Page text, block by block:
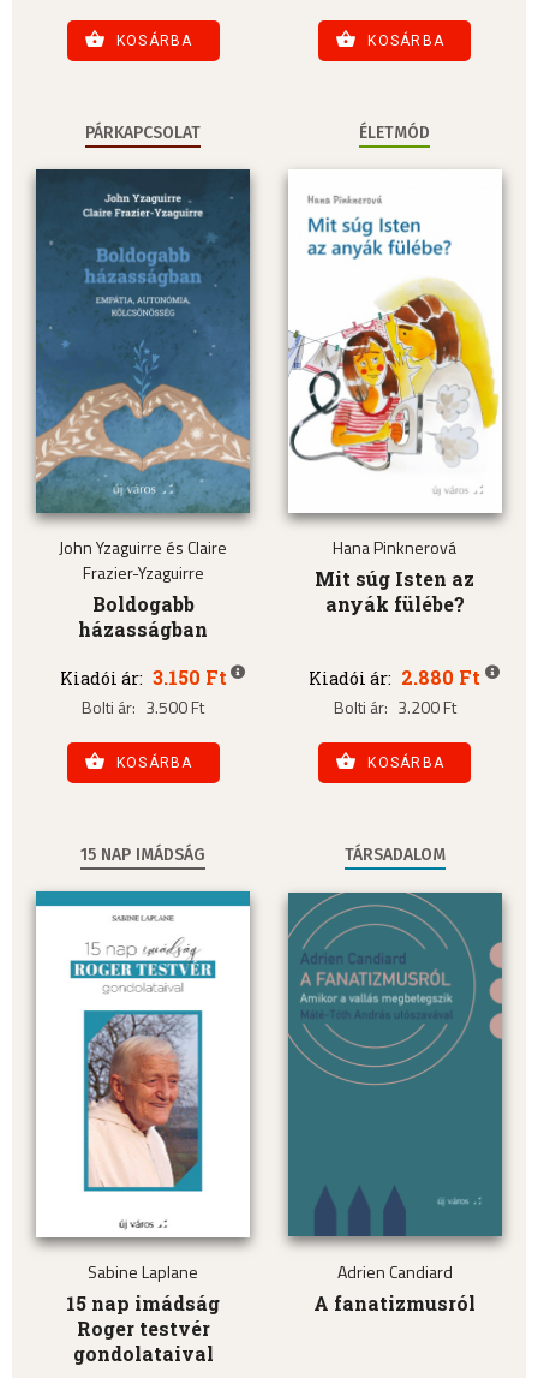
KOSÁRBA KOSÁRBA
PÁRKAPCSOLAT
John Yzaguirre és Claire
Frazier-Yzaguirre
Boldogabb
házasságban
Kiadói ár: 3.150 Ft
Bolti ár: 3.500 Ft
KOSÁRBA
ÉLETMÓD
Hana Pinknerová
Mit súg Isten az
anyák fülébe?
Kiadói ár: 2.880 Ft
Bolti ár: 3.200 Ft
KOSÁRBA
15 NAP IMÁDSÁG
Sabine Laplane
15 nap imádság
Roger testvér
gondolataival
TÁRSADALOM
Adrien Candiard
A fanatizmusról